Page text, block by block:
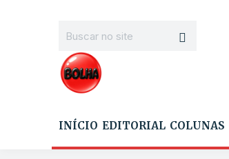
INÍCIO EDITORIAL COLUNAS